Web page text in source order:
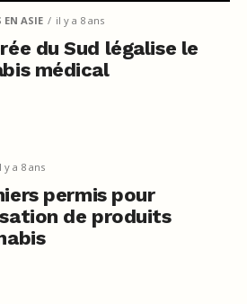
ASIE il y a 8 ans
du Sud légalise le
médical
y a 8 ans
permis pour
de produits